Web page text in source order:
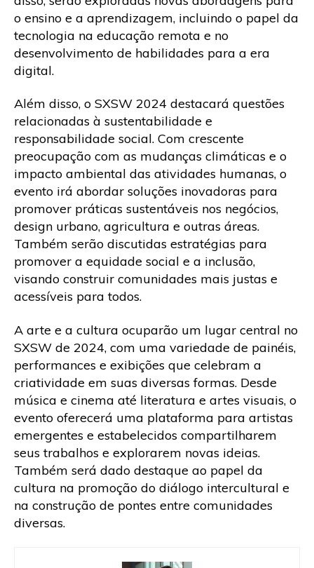
o ensino e a aprendizagem, incluindo o papel da
tecnologia na educação remota e no
desenvolvimento de habilidades para a era
digital.
Além disso, o SXSW 2024 destacará questões
relacionadas à sustentabilidade e
responsabilidade social. Com crescente
preocupação com as mudanças climáticas e o
impacto ambiental das atividades humanas, o
evento irá abordar soluções inovadoras para
promover práticas sustentáveis nos negócios,
design urbano, agricultura e outras áreas.
Também serão discutidas estratégias para
promover a equidade social e a inclusão,
visando construir comunidades mais justas e
acessíveis para todos.
A arte e a cultura ocuparão um lugar central no
SXSW de 2024, com uma variedade de painéis,
performances e exibições que celebram a
criatividade em suas diversas formas. Desde
música e cinema até literatura e artes visuais, o
evento oferecerá uma plataforma para artistas
emergentes e estabelecidos compartilharem
seus trabalhos e explorarem novas ideias.
Também será dado destaque ao papel da
cultura na promoção do diálogo intercultural e
na construção de pontes entre comunidades
diversas.